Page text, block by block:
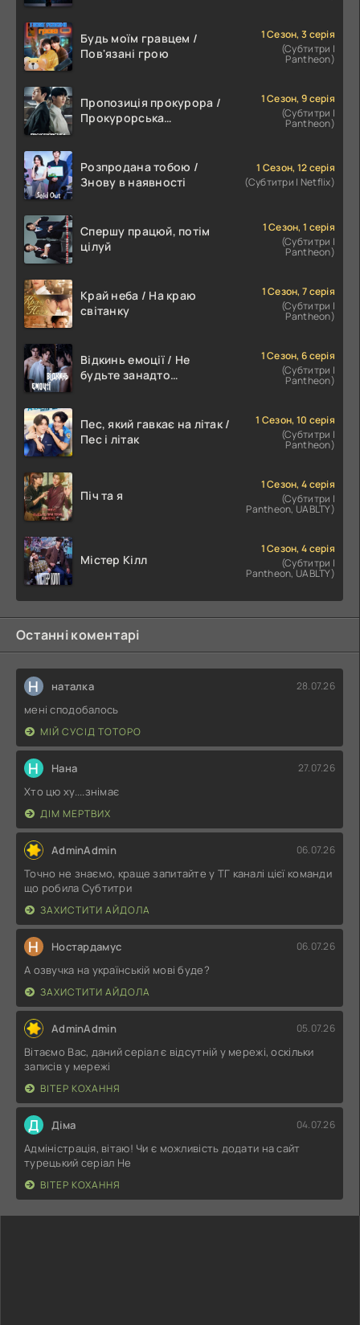
Будь моїм гравцем /
Пов'язані грою
1 Сезон, 3 серія
(Субтитри |
Pantheon)
Пропозиція прокурора /
Прокурорська
1 Сезон, 9 серія
(Субтитри |
Pantheon)
Розпродана тобою /
Знову в наявності
1 Сезон, 12 серія
(Субтитри | Netflix)
Спершу працюй, потім
цілуй
1 Сезон, 1 серія
(Субтитри |
Pantheon)
Край неба / На краю
світанку
1 Сезон, 7 серія
(Субтитри |
Pantheon)
Відкинь емоції / Не
будьте занадто
1 Сезон, 6 серія
(Субтитри |
Pantheon)
Пес, який гавкає на літак /
Пес і літак
1 Сезон, 10 серія
(Субтитри |
Pantheon)
Піч та я
1 Сезон, 4 серія
(Субтитри |
Pantheon, UABLTY)
Містер Кілл
1 Сезон, 4 серія
(Субтитри |
Pantheon, UABLTY)
Останні коментарі
Н наталка 28.07.26
мені сподобалось
МІЙ СУСІД ТОТОРО
Н Нана 27.07.26
Хто цю ху....знімає
ДІМ МЕРТВИХ
AdminAdmin 06.07.26
Точно не знаємо, краще запитайте у ТГ каналі цієї команди
що робила Субтитри
ЗАХИСТИТИ АЙДОЛА
Н Ностардамус 06.07.26
А озвучка на українській мові буде?
ЗАХИСТИТИ АЙДОЛА
AdminAdmin 05.07.26
Вітаємо Вас, даний серіал є відсутній у мережі, оскільки
записів у мережі
ВІТЕР КОХАННЯ
Д Діма 04.07.26
Адміністрація, вітаю! Чи є можливість додати на сайт
турецький серіал Не
ВІТЕР КОХАННЯ